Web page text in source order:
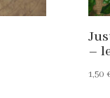
–
1,50